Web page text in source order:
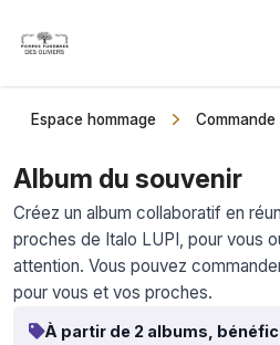
Espace hommage
Album du souvenir
Créez un album collaboratif en
proches de Italo LUPI, pour vous
attention. Vous pouvez
pour vous et vos proches.
À partir de 2 albums,